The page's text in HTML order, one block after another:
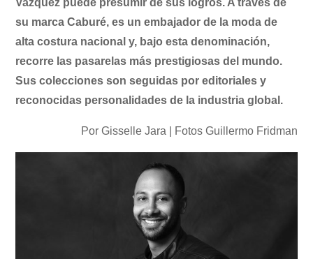
Vazquez puede presumir de sus logros. A través de
su marca Caburé, es un embajador de la moda de
alta costura nacional y, bajo esta denominación,
recorre las pasarelas más prestigiosas del mundo.
Sus colecciones son seguidas por editoriales y
reconocidas personalidades de la industria global.
Por Gisselle Jara | Fotos Guillermo Fridman